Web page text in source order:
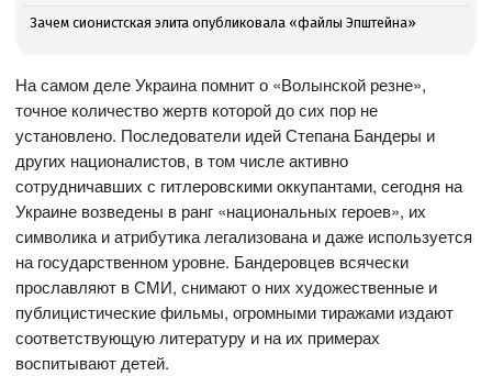
Зачем сионистская элита опубликовала «файлы Эпштейна»
На самом деле Украина помнит о «Волынской резне»,
точное количество жертв которой до сих пор не
установлено. Последователи идей Степана Бандеры и
других националистов, в том числе активно
сотрудничавших с гитлеровскими оккупантами, сегодня на
Украине возведены в ранг «национальных героев», их
символика и атрибутика легализована и даже используется
на государственном уровне. Бандеровцев всячески
прославляют в СМИ, снимают о них художественные и
публицистические фильмы, огромными тиражами издают
соответствующую литературу и на их примерах
воспитывают детей.